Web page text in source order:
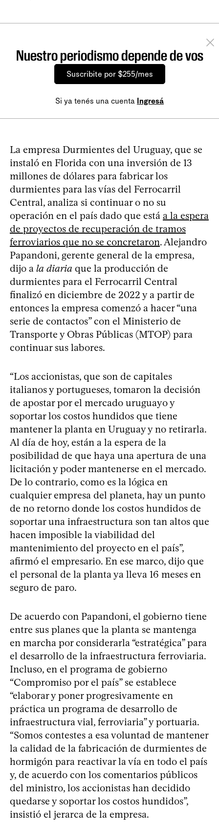
Nuestro periodismo depende de vos
Suscribite por $255/mes
Si ya tenés una cuenta Ingresá
La empresa Durmientes del Uruguay, que se
instaló en Florida con una inversión de 13
millones de dólares para fabricar los
durmientes para las vías del Ferrocarril
Central, analiza si continuar o no su
operación en el país dado que está a la espera
de proyectos de recuperación de tramos
ferroviarios que no se concretaron. Alejandro
Papandoni, gerente general de la empresa,
dijo a la diaria que la producción de
durmientes para el Ferrocarril Central
finalizó en diciembre de 2022 y a partir de
entonces la empresa comenzó a hacer “una
serie de contactos” con el Ministerio de
Transporte y Obras Públicas (MTOP) para
continuar sus labores.
“Los accionistas, que son de capitales
italianos y portugueses, tomaron la decisión
de apostar por el mercado uruguayo y
soportar los costos hundidos que tiene
mantener la planta en Uruguay y no retirarla.
Al día de hoy, están a la espera de la
posibilidad de que haya una apertura de una
licitación y poder mantenerse en el mercado.
De lo contrario, como es la lógica en
cualquier empresa del planeta, hay un punto
de no retorno donde los costos hundidos de
soportar una infraestructura son tan altos que
hacen imposible la viabilidad del
mantenimiento del proyecto en el país”,
afirmó el empresario. En ese marco, dijo que
el personal de la planta ya lleva 16 meses en
seguro de paro.
De acuerdo con Papandoni, el gobierno tiene
entre sus planes que la planta se mantenga
en marcha por considerarla “estratégica” para
el desarrollo de la infraestructura ferroviaria.
Incluso, en el programa de gobierno
“Compromiso por el país” se establece
“elaborar y poner progresivamente en
práctica un programa de desarrollo de
infraestructura vial, ferroviaria” y portuaria.
“Somos contestes a esa voluntad de mantener
la calidad de la fabricación de durmientes de
hormigón para reactivar la vía en todo el país
y, de acuerdo con los comentarios públicos
del ministro, los accionistas han decidido
quedarse y soportar los costos hundidos”,
insistió el jerarca de la empresa.